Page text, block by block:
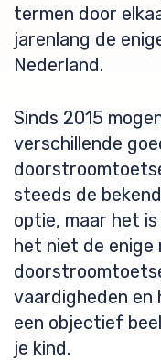
termen door
jarenlang de
Nederland.
Sinds 2015
verschillende
steeds de
optie, maar het
het niet de enige
vaardigheden
een objectief
je kind.